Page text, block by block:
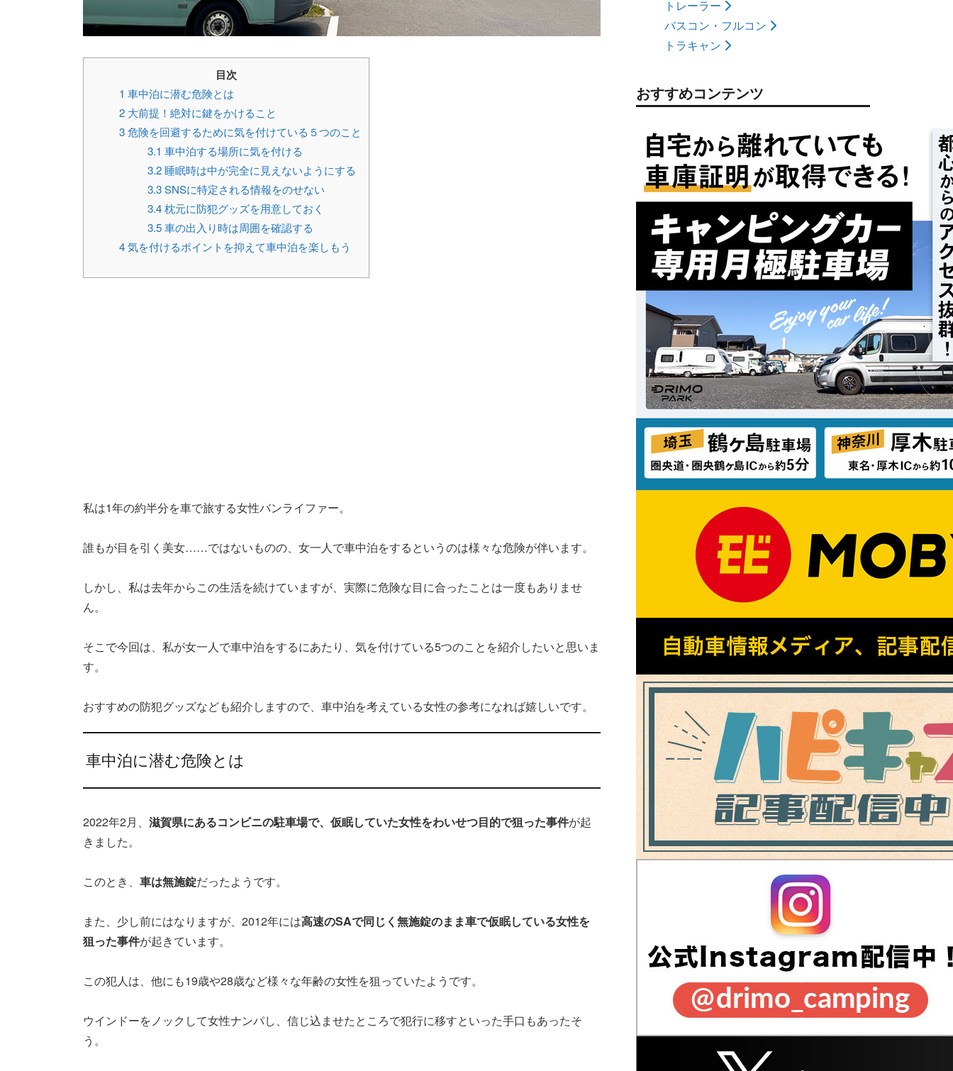
目次
1 車中泊に潜む危険とは
2 大前提！絶対に鍵をかけること
3危険を回避するために気を付けている５つのこと
3.1 車中泊する場所に気を付ける
3.2睡眠時は中が完全に見えないようにする
3.3SNSに特定される情報をのせない
3.4枕元に防犯グッズを用意しておく
3.5車の出入り時は周囲を確認する
4気を付けるポイントを抑えて車中泊を楽しもう
私は1年の約半分を車で旅する女性バンライファー。
誰もが目を引く美女……ではないものの、女一人で車中泊をするというのは様々な危険が伴います。
しかし、私は去年からこの生活を続けていますが、実際に危険な目に合ったことは一度もありませ
ん。
そこで今回は、私が女一人で車中泊をするにあたり、気を付けている5つのことを紹介したいと思いま
す。
おすすめの防犯グッズなども紹介しますので、車中泊を考えている女性の参考になれば嬉しいです。
車中泊に潜む危険とは
2022年2月、 滋賀県にあるコンビニの駐車場で、仮眠していた女性をわいせつ目的で狙った事件が起
きました。
このとき、 車は無施錠だったようです。
また、少し前にはなりますが、2012年には高速のSAで同じく無施錠のまま車で仮眠している女性を
狙った事件が起きています。
この犯人は、他にも19歳や28歳など様々な年齢の女性を狙っていたようです。
ウインドーをノックして女性ナンパし、信じ込ませたところで犯行に移すといった手口もあったそ
う。
トレーラー
バスコン・フルコン
トラキャン
おすすめコンテンツ